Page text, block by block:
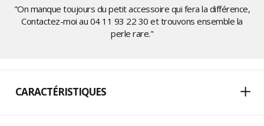
"On manque toujours du petit accessoire qui fera la différence,
Contactez-moi au 04 11 93 22 30 et trouvons ensemble la
perle rare."
CARACTÉRISTIQUES